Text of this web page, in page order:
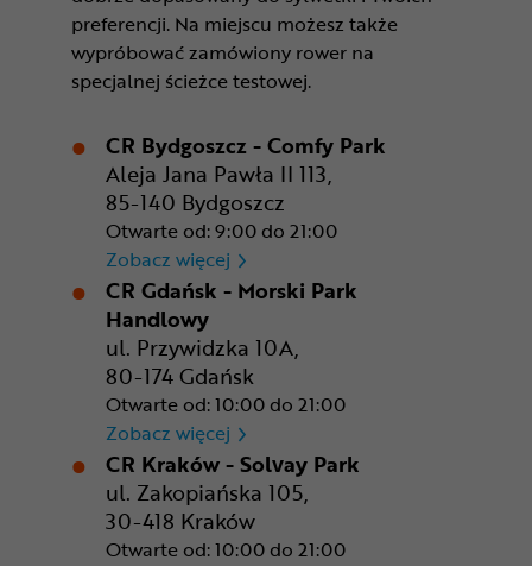
preferencji. Na miejscu możesz także
wypróbować zamówiony rower na
specjalnej ścieżce testowej.
CR Bydgoszcz - Comfy Park
Aleja Jana Pawła II 113,
85-140 Bydgoszcz
Otwarte od: 9:00 do 21:00
Zobacz więcej CR Bydgoszcz - Comfy Park
CR Gdańsk - Morski Park
Handlowy
ul. Przywidzka 10A,
80-174 Gdańsk
Otwarte od: 10:00 do 21:00
Zobacz więcej CR Gdańsk - Morski Park
CR Kraków - Solvay Park
ul. Zakopiańska 105,
30-418 Kraków
Otwarte od: 10:00 do 21:00